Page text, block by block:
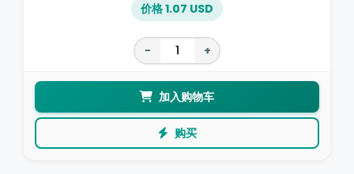
价格 1.07 USD
− +
加入购物车
购买